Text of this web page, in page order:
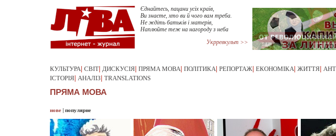
Єднайтесь, пацани усіх країв,
Ви знаєте, хто ви й чого вам треба.
Не ждіть батьків і матерів,
Наплюйте теж на нагороду з неба
Укрревкульт >>
КУЛЬТУРА СВІТ ДИСКУСІЯ ПРЯМА МОВА ПОЛІТИКА РЕПОРТАЖ ЕКОНОМІКА ЖИТТЯ
ІСТОРІЯ АНАЛІЗ TRANSLATIONS
ПРЯМА МОВА
нове | популярне